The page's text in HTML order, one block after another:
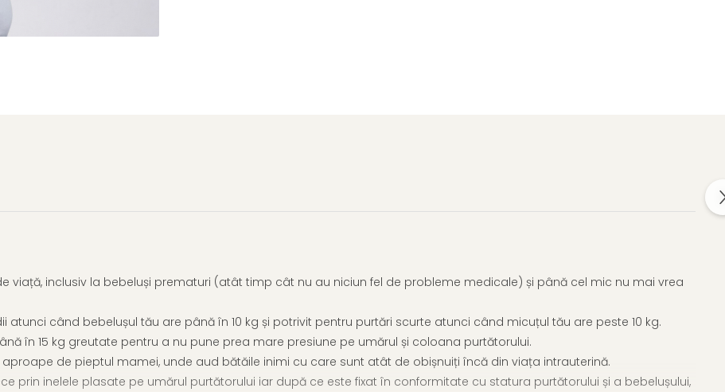
viață, inclusiv la bebeluși prematuri (atât timp cât nu au niciun fel de probleme medicale) și până cel mic nu mai vrea
când bebelușul tău are până în 10 kg și potrivit pentru purtări scurte atunci când micuțul tău are peste 10 kg.
în 15 kg greutate pentru a nu pune prea mare presiune pe umărul și coloana purtătorului.
de pieptul mamei, unde aud bătăile inimi cu care sunt atât de obișnuiți încă din viața intrauterină.
prin inelele plasate pe umărul purtătorului iar după ce este fixat în conformitate cu statura purtătorului și a bebelușului,